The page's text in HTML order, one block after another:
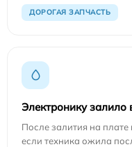
ДОРОГАЯ ЗАПЧАСТЬ
Электронику залило
После залития на
если техника ожила